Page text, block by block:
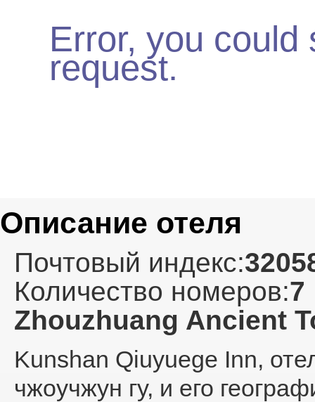
Error, you could
request.
Описание отеля
Почтовый индекс:
Количество номеров:7
Zhouzhuang Ancient
Kunshan Qiuyuege Inn,
чжоучжун гу, и его